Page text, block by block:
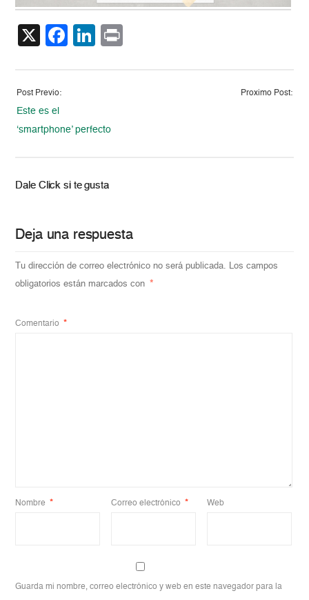
X Facebook
LinkedIn
Post Previo:
Este es el
‘smartphone’ perfecto
Proximo Post:
Dale Click si te gusta
Deja una respuesta
Tu dirección de correo electrónico no será publicada. Los campos
obligatorios están marcados con *
Comentario *
Nombre * Correo electrónico * Web
Guarda mi nombre, correo electrónico y web en este navegador para la